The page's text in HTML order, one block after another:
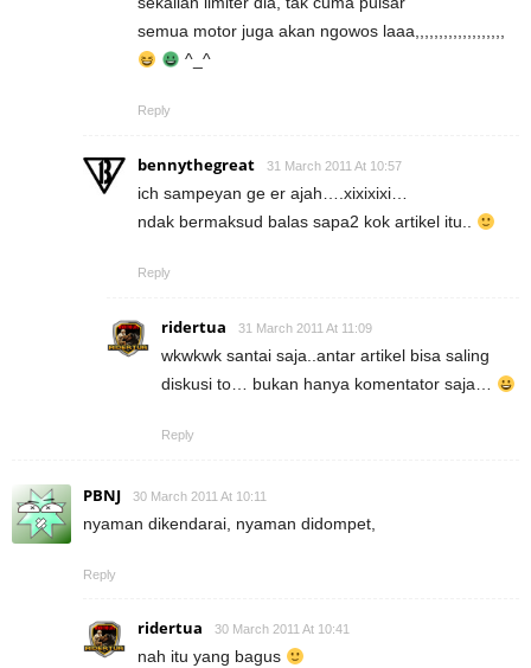
semua motor juga akan ngowos laaa,,,,,,,,,,,,,,,,,,,
^_^
Reply
bennythegreat 31 March 2011 At 10:57
ich sampeyan ge er ajah….xixixixi…
ndak bermaksud balas sapa2 kok artikel itu..
Reply
ridertua 31 March 2011 At 11:09
wkwkwk santai saja..antar artikel bisa saling
diskusi to… bukan hanya komentator saja…
Reply
PBNJ 30 March 2011 At 10:11
nyaman dikendarai, nyaman didompet,
Reply
ridertua 30 March 2011 At 10:41
nah itu yang bagus